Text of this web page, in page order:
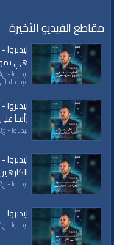
مقاطع الفيديو الأخيرة
هي
عبدو الدلي
رأساً
ليدبروا - ح13 || نبأ عظيم سيقلب التاريخ رأساً على عقبأ. عبدو الدلي
ليدبروا - ح12 || ستقوم رغم أنف الكارهين!أ. عبدو الدلي
ليدبروا - ح11 || الطوفان على
ليدبروا - ح11 || الطوفان على الطغيانأ. عبدو الدلي#رمضان #الواقية